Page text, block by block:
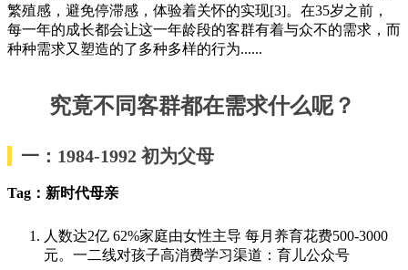
繁殖感，避免停滞感，体验着关怀的实现[3]。在35岁之前，
每一年的成长都会让这一年龄段的客群有着与众不的需求，而
种种需求又塑造的了多种多样的行为......
究竟不同客群都在需求什么呢？
一：1984-1992 初为父母
Tag：新时代母亲
人数达2亿 62%家庭由女性主导 每月养育花费500-3000
元。一二线对孩子高消费学习渠道：育儿公众号